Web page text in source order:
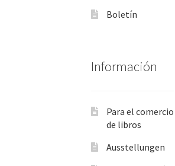
Boletín
Información
Para el comercio
de libros
Ausstellungen